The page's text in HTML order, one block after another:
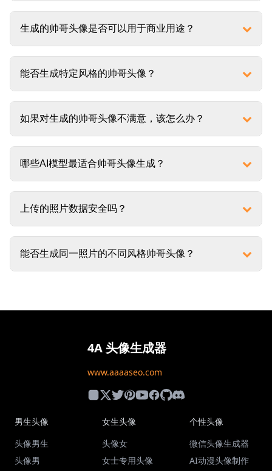
生成的帅哥头像是否可以用于商业用途？
能否生成特定风格的帅哥头像？
如果对生成的帅哥头像不满意，该怎么办？
哪些AI模型最适合帅哥头像生成？
上传的照片数据安全吗？
能否生成同一照片的不同风格帅哥头像？
4A 头像生成器
www.aaaaseo.com
男生头像
头像男生
头像男
女生头像
头像女
女士专用头像
个性头像
微信头像生成器
AI动漫头像制作